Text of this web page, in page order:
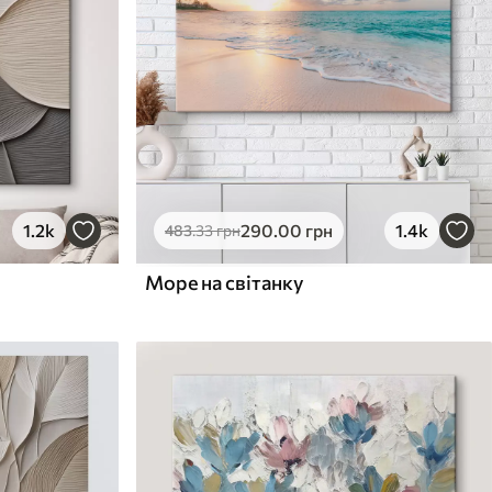
1.2k 483.33грн290.00 грн 1.4k
Море на світанку